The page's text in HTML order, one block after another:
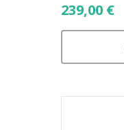
239,00 €